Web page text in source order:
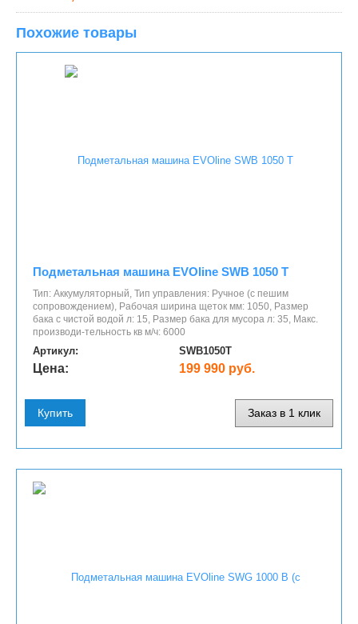
Похожие товары
Подметальная машина EVOline SWB 1050 T
Тип: Аккумуляторный, Тип управления: Ручное (с пешим
сопровождением), Рабочая ширина щеток мм: 1050, Размер
бака с чистой водой л: 15, Размер бака для мусора л: 35, Макс.
производи-тельность кв м/ч: 6000
Артикул: SWB1050T
Цена: 199 990 руб.
Купить Заказ в 1 клик